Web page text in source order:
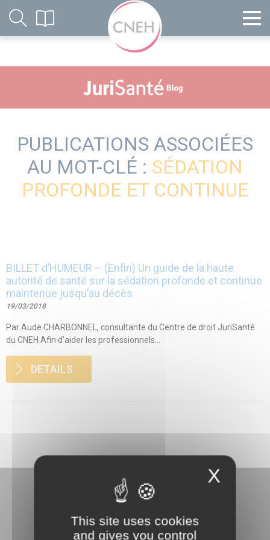
PUBLICATIONS ASSOCIÉES
AU MOT-CLÉ : SÉDATION
PROFONDE ET CONTINUE
BILLET d’HUMEUR – (Enfin) Un guide de la haute
autorité de santé sur la sédation profonde et continue
maintenue jusqu’au décès
19/03/2018
Par Aude CHARBONNEL, consultante du Centre de droit JuriSanté
du CNEH Afin d’aider les professionnels...
DETAILS
X
This site uses cookies
and gives you control